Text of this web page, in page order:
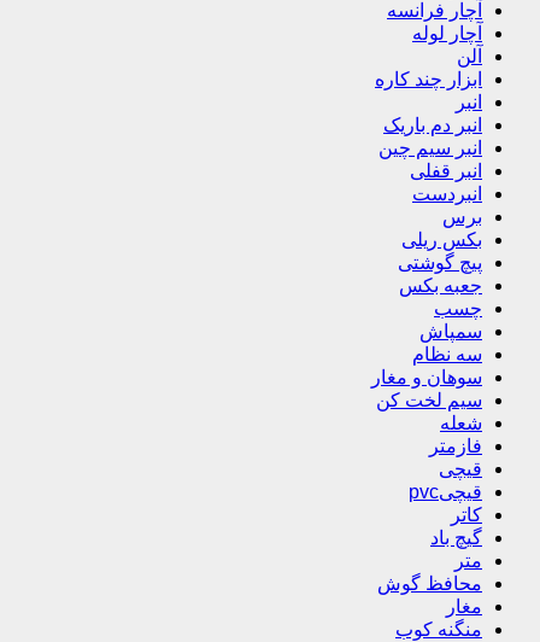
آچار فرانسه
آچار لوله
آلن
ابزار چند کاره
انبر
انبر دم باریک
انبر سیم چین
انبر قفلی
انبردست
برس
بکس ریلی
پیچ گوشتی
جعبه بکس
چسب
سمپاش
سه نظام
سوهان و مغار
سیم لخت کن
شعله
فازمتر
قیچی
قیچیpvc
کاتر
گیچ باد
متر
محافظ گوش
مغار
منگنه کوب